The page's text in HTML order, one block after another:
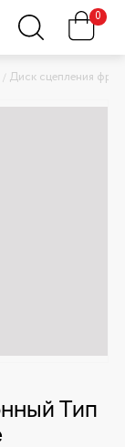
0
Диск сцепления
Тип